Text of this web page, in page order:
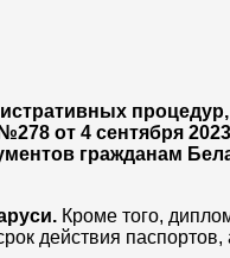
от 4 сентября
гражданам
Кроме того,
действия